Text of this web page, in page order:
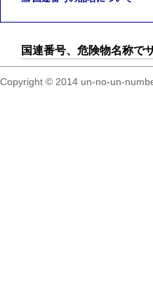
国連番号、危険物名称で
Copyright © 2014 un-no-un-